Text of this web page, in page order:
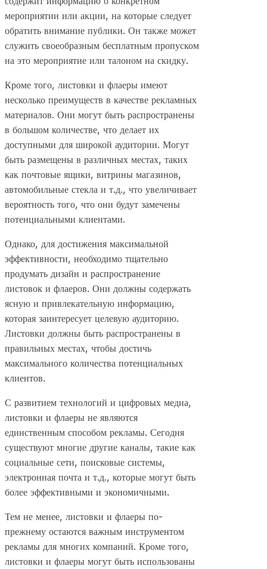
мероприятии или акции, на которые следует
обратить внимание публики. Он также может
служить своеобразным бесплатным пропуском
на это мероприятие или талоном на скидку.
Кроме того, листовки и флаеры имеют
несколько преимуществ в качестве рекламных
материалов. Они могут быть распространены
в большом количестве, что делает их
доступными для широкой аудитории. Могут
быть размещены в различных местах, таких
как почтовые ящики, витрины магазинов,
автомобильные стекла и т.д., что увеличивает
вероятность того, что они будут замечены
потенциальными клиентами.
Однако, для достижения максимальной
эффективности, необходимо тщательно
продумать дизайн и распространение
листовок и флаеров. Они должны содержать
ясную и привлекательную информацию,
которая заинтересует целевую аудиторию.
Листовки должны быть распространены в
правильных местах, чтобы достичь
максимального количества потенциальных
клиентов.
С развитием технологий и цифровых медиа,
листовки и флаеры не являются
единственным способом рекламы. Сегодня
существуют многие другие каналы, такие как
социальные сети, поисковые системы,
электронная почта и т.д., которые могут быть
более эффективными и экономичными.
Тем не менее, листовки и флаеры по-
прежнему остаются важным инструментом
рекламы для многих компаний. Кроме того,
листовки и флаеры могут быть использованы